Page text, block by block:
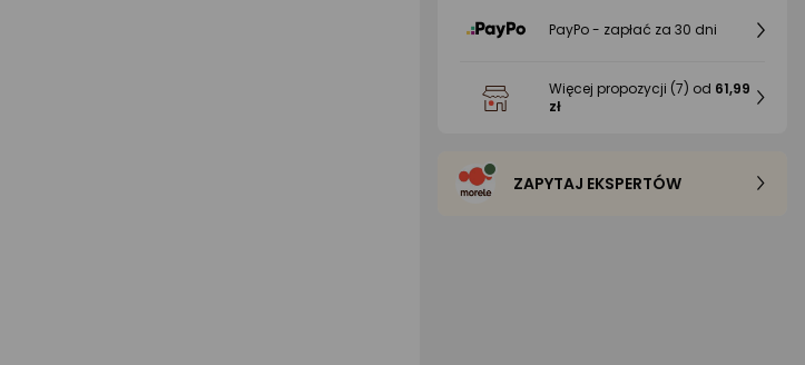
PayPo - zapłać za 30 dni
Więcej propozycji (7) od 61,99
zł
ZAPYTAJ EKSPERTÓW